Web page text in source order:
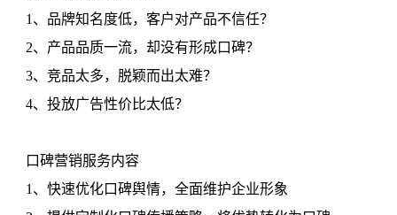
1、品牌知名度低，客户对产品不信任？
2、产品品质一流，却没有形成口碑？
3、竞品太多，脱颖而出太难？
4、投放广告性价比太低？
口碑营销服务内容
1、快速优化口碑舆情，全面维护企业形象